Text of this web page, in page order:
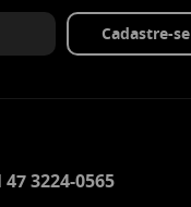
Cadastre-se
3224-0565